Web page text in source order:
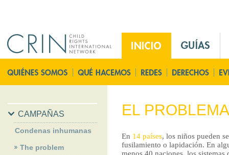
n
M
n
E
s
á
EL PROBLEMA
En 14 países, los niños pueden
fusilamiento o lapidación. En
CAMPAÑAS
Condenas inhumanas
The problem